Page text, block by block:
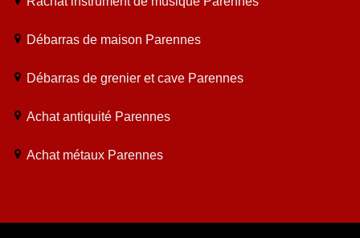
Débarras de maison Parennes
Débarras de grenier et cave Parennes
Achat antiquité Parennes
Achat métaux Parennes